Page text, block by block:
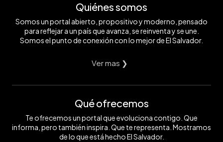
Quiénes somos
Somos un portal abierto, propositivo y moderno, pensado
para reflejar a un país que avanza, se reinventa y se une.
Somos el punto de conexión con lo mejor de El Salvador.
Ver mas ❯
Qué ofrecemos
Te ofrecemos un portal que evoluciona contigo. Que
informa, pero también inspira. Que te representa. Mostramos
de lo que está hecho El Salvador.